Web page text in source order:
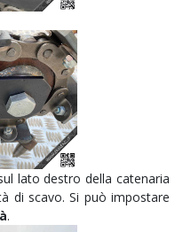
lato destro della catenaria
di scavo. Si può impostare
.